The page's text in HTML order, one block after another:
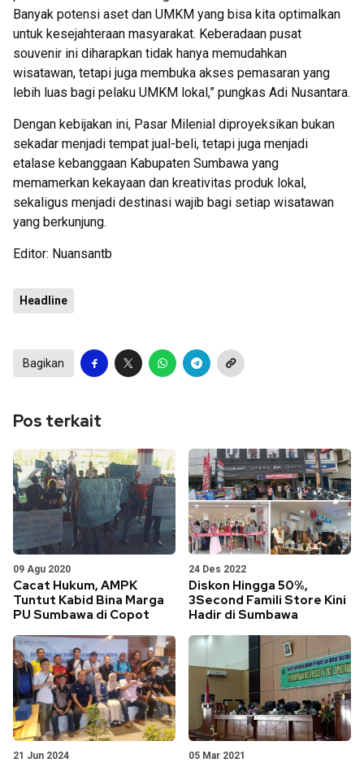
Banyak potensi aset dan UMKM yang bisa kita optimalkan
untuk kesejahteraan masyarakat. Keberadaan pusat
souvenir ini diharapkan tidak hanya memudahkan
wisatawan, tetapi juga membuka akses pemasaran yang
lebih luas bagi pelaku UMKM lokal,” pungkas Adi Nusantara.
Dengan kebijakan ini, Pasar Milenial diproyeksikan bukan
sekadar menjadi tempat jual-beli, tetapi juga menjadi
etalase kebanggaan Kabupaten Sumbawa yang
memamerkan kekayaan dan kreativitas produk lokal,
sekaligus menjadi destinasi wajib bagi setiap wisatawan
yang berkunjung.
Editor: Nuansantb
Headline
Bagikan
Pos terkait
09 Agu 2020
Cacat Hukum, AMPK
Tuntut Kabid Bina Marga
PU Sumbawa di Copot
24 Des 2022
Diskon Hingga 50%,
3Second Famili Store Kini
Hadir di Sumbawa
21 Jun 2024 05 Mar 2021